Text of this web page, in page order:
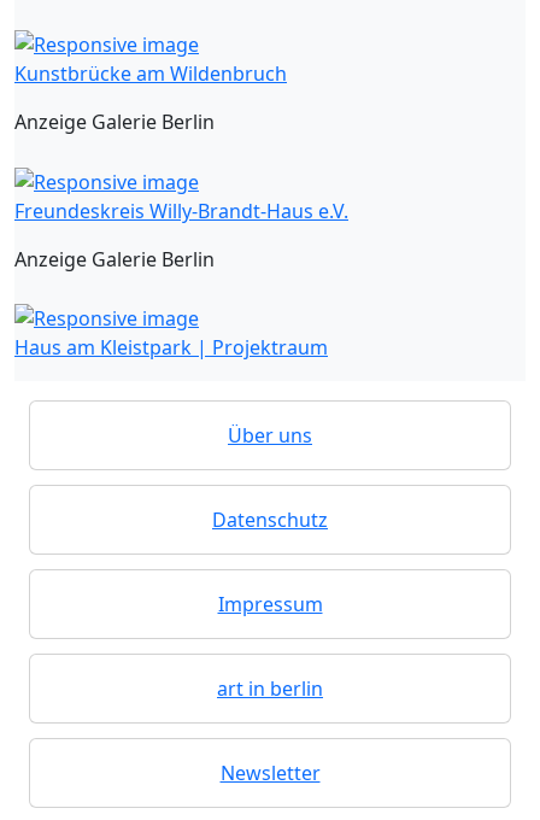
Kunstbrücke am Wildenbruch
Anzeige Galerie Berlin
Freundeskreis Willy-Brandt-Haus e.V.
Anzeige Galerie Berlin
Haus am Kleistpark | Projektraum
Über uns
Datenschutz
Impressum
art in berlin
Newsletter